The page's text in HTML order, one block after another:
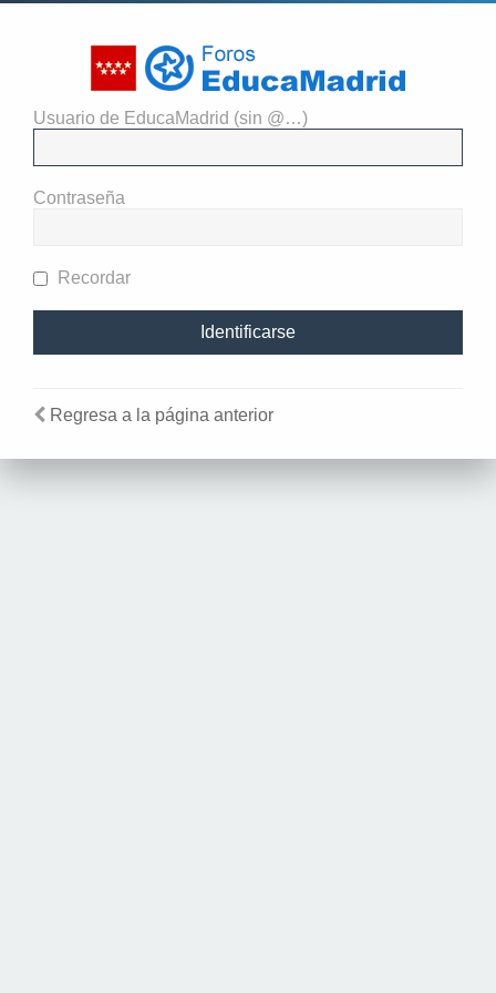
Usuario de EducaMadrid (sin @…)
Contraseña
Recordar
Regresa a la página anterior